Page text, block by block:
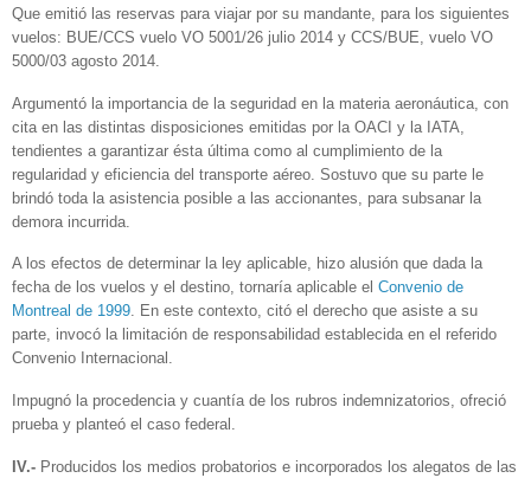
Que emitió las reservas para viajar por su mandante, para los siguientes
vuelos: BUE/CCS vuelo VO 5001/26 julio 2014 y CCS/BUE, vuelo VO
5000/03 agosto 2014.
Argumentó la importancia de la seguridad en la materia aeronáutica, con
cita en las distintas disposiciones emitidas por la OACI y la IATA,
tendientes a garantizar ésta última como al cumplimiento de la
regularidad y eficiencia del transporte aéreo. Sostuvo que su parte le
brindó toda la asistencia posible a las accionantes, para subsanar la
demora incurrida.
A los efectos de determinar la ley aplicable, hizo alusión que dada la
fecha de los vuelos y el destino, tornaría aplicable el Convenio de
Montreal de 1999. En este contexto, citó el derecho que asiste a su
parte, invocó la limitación de responsabilidad establecida en el referido
Convenio Internacional.
Impugnó la procedencia y cuantía de los rubros indemnizatorios, ofreció
prueba y planteó el caso federal.
IV.- Producidos los medios probatorios e incorporados los alegatos de las